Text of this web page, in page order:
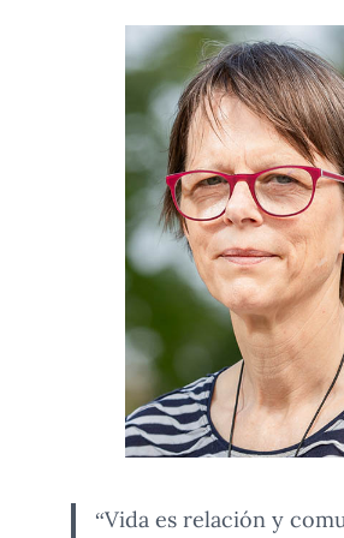
“Vida es relación y